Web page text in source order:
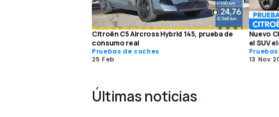
Citroën C5 Aircross Hybrid 145, prueba de
consumo real
Pruebas de coches
25 Feb
Nuevo
el SUV
13 Nov
Últimas noticias